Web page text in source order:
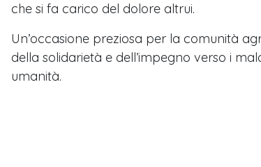
che si fa carico del dolore altrui.
Un’occasione preziosa per la comunità
della solidarietà e dell’impegno verso i
umanità.